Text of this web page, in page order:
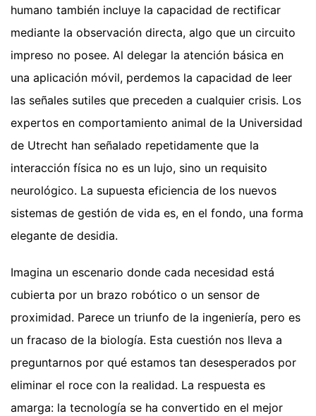
humano también incluye la capacidad de rectificar
mediante la observación directa, algo que un circuito
impreso no posee. Al delegar la atención básica en
una aplicación móvil, perdemos la capacidad de leer
las señales sutiles que preceden a cualquier crisis. Los
expertos en comportamiento animal de la Universidad
de Utrecht han señalado repetidamente que la
interacción física no es un lujo, sino un requisito
neurológico. La supuesta eficiencia de los nuevos
sistemas de gestión de vida es, en el fondo, una forma
elegante de desidia.
Imagina un escenario donde cada necesidad está
cubierta por un brazo robótico o un sensor de
proximidad. Parece un triunfo de la ingeniería, pero es
un fracaso de la biología. Esta cuestión nos lleva a
preguntarnos por qué estamos tan desesperados por
eliminar el roce con la realidad. La respuesta es
amarga: la tecnología se ha convertido en el mejor